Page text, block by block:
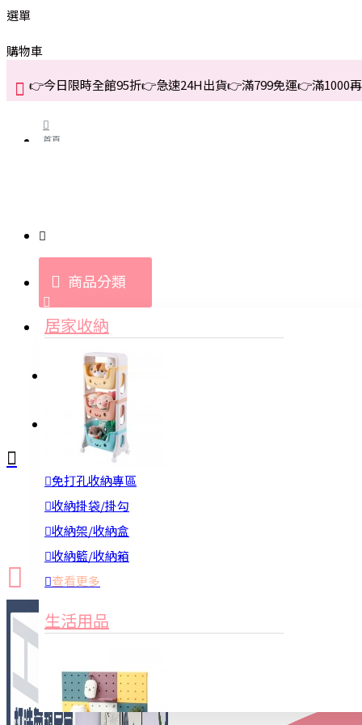
選單
購物車
👉今日限時全館95折👉急速24H出貨👉滿799免運👉滿1000
首頁
商品分類
居家收納
免打孔收納專區
收納掛袋/掛勾
收納架/收納盒
收納籃/收納箱
查看更多
生活用品
登入
新品上市